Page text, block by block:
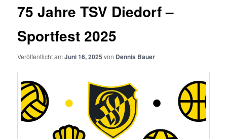
75 Jahre TSV Diedorf –
Sportfest 2025
Veröffentlicht amJuni 16, 2025 von Dennis Bauer